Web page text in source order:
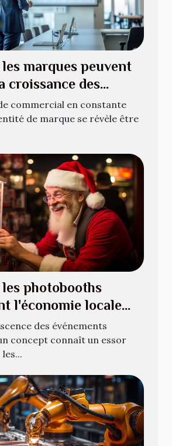
marques peuvent
croissance des
commercial en constante
de marque se révèle être
photobooths
l'économie locale
à Montréal
des événements
concept connaît un essor